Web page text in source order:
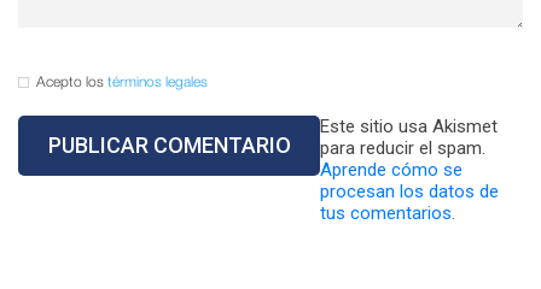
Acepto los términos legales
Este sitio usa Akismet
para reducir el spam.
Aprende cómo se
procesan los datos de
tus comentarios.